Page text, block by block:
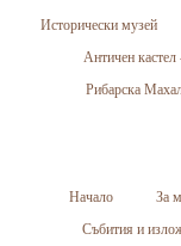
Исторически музей
Античен
Рибарска
Начало За
Събития и